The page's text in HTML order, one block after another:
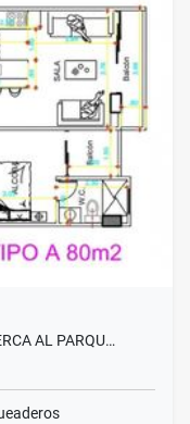
AL PARQU…